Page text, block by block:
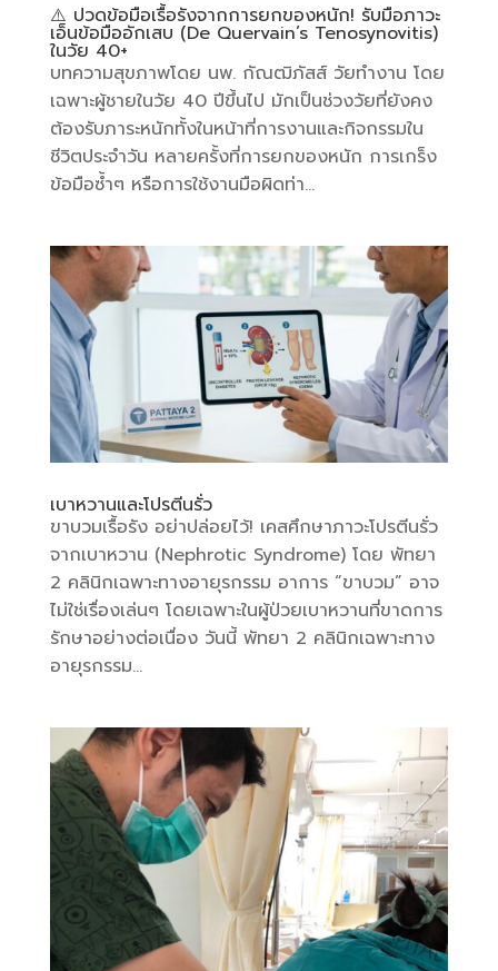
⚠️ ปวดข้อมือเรื้อรังจากการยกของหนัก! รับมือภาวะ
เอ็นข้อมืออักเสบ (De Quervain’s Tenosynovitis)
ในวัย 40+
บทความสุขภาพโดย นพ. กัณฒิภัสส์ ​วัยทำงาน โดย
เฉพาะผู้ชายในวัย 40 ปีขึ้นไป มักเป็นช่วงวัยที่ยังคง
ต้องรับภาระหนักทั้งในหน้าที่การงานและกิจกรรมใน
ชีวิตประจำวัน หลายครั้งที่การยกของหนัก การเกร็ง
ข้อมือซ้ำๆ หรือการใช้งานมือผิดท่า...
เบาหวานและโปรตีนรั่ว
ขาบวมเรื้อรัง อย่าปล่อยไว้! เคสศึกษาภาวะโปรตีนรั่ว
จากเบาหวาน (Nephrotic Syndrome) โดย พัทยา
2 คลินิกเฉพาะทางอายุรกรรม อาการ “ขาบวม” อาจ
ไม่ใช่เรื่องเล่นๆ โดยเฉพาะในผู้ป่วยเบาหวานที่ขาดการ
รักษาอย่างต่อเนื่อง วันนี้ พัทยา 2 คลินิกเฉพาะทาง
อายุรกรรม...